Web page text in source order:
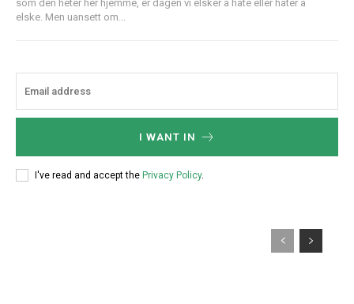
som den heter her hjemme, er dagen vi elsker å hate eller hater å
elske. Men uansett om...
I WANT IN
I've read and accept the Privacy Policy.